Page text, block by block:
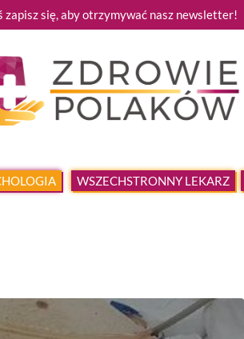
zapisz się, aby otrzymywać nasz newsletter!
WSZECHSTRONNY LEKARZ